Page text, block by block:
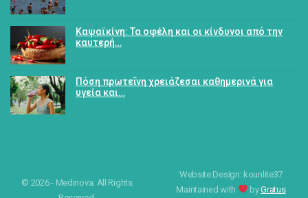
Καψαϊκίνη: Τα οφέλη και οι κίνδυνοι από την
καυτερή…
Πόση πρωτεΐνη χρειάζεσαι καθημερινά για
υγεία και…
© 2026 - Medinova. All Rights
Website Design: kounlite37
Maintained with
byGratus